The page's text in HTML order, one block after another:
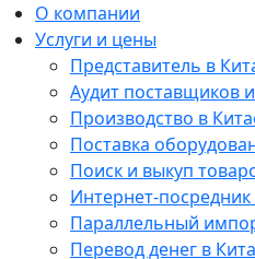
О компании
Услуги и цены
Представитель в
Аудит поставщиков
Производство в
Поставка
Поиск и выкуп
Интернет-посредник
Параллельный
Перевод денег в